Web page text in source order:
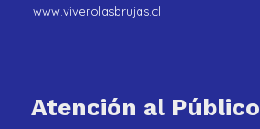
www.viverolasbrujas.cl
Atención al Público